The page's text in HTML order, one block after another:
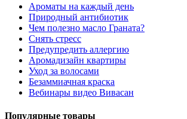
Ароматы на каждый день
Природный антибиотик
Чем полезно масло Граната?
Снять стресс
Предупредить аллергию
Аромадизайн квартиры
Уход за волосами
Безаммиачная краска
Вебинары видео Вивасан
Популярные товары